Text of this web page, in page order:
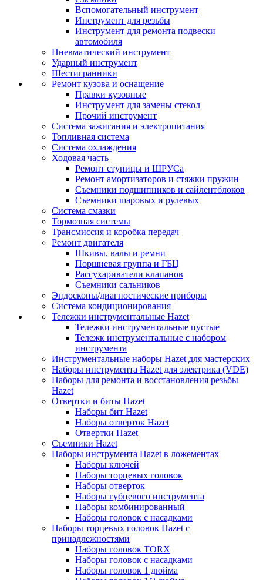
Вспомогательный инструмент
Инструмент для резьбы
Инструмент для ремонта подвески
автомобиля
Пневматический инструмент
Ударный инструмент
Шестигранники
Ремонт кузова и оснащение
Правки кузовные
Инструмент для замены стекол
Прочий инструмент
Система зажигания и электропитания
Топливная система
Система охлаждения
Ходовая часть
Ремонт ступицы и ШРУСа
Ремонт амортизаторов и стяжки пружин
Съемники подшипников и сайлентблоков
Съемники шаровых и рулевых
Система смазки
Тормозная системы
Трансмиссия и коробка передач
Ремонт двигателя
Шкивы, валы и ремни
Поршневая группа и ГБЦ
Рассухариватели клапанов
Съемники сальников
Эндоскопы/диагностические приборы
Система кондиционирования
Тележки инструментальные Hazet
Тележки инструментальные пустые
Тележк инструментальные с набором
инструмента
Инструментальные наборы Hazet для мастерских
Наборы инструмента Hazet для электрика (VDE)
Наборы для ремонта и восстановления резьбы
Hazet
Отвертки и биты Hazet
Наборы бит Hazet
Наборы отверток Hazet
Отвертки Hazet
Съемники Hazet
Наборы инструмента Hazet в ложементах
Наборы ключей
Наборы торцевых головок
Наборы отверток
Наборы губцевого инструмента
Наборы комбинированный
Наборы головок с насадками
Наборы торцевых головок Hazet с
принадлежностями
Наборы головок TORX
Наборы головок с насадками
Наборы головок 1 дюйма